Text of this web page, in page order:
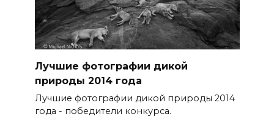
Лучшие фотографии дикой
природы 2014 года
Лучшие фотографии дикой природы 2014
года - победители конкурса.